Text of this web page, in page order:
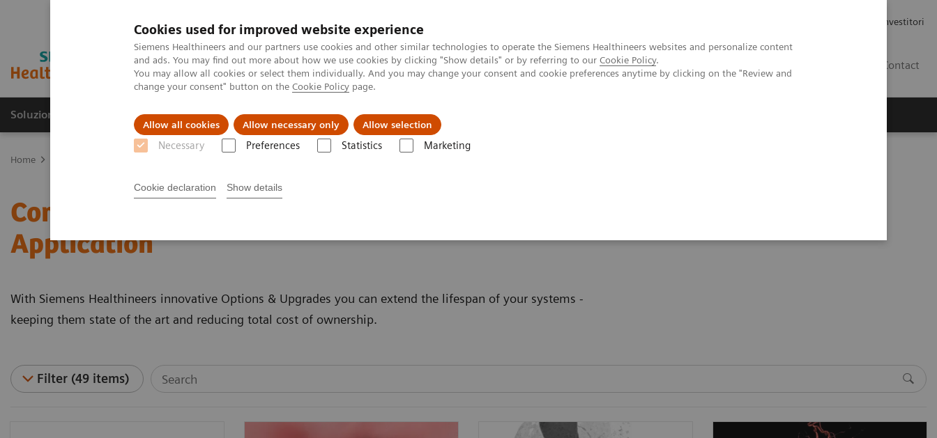
Cookies used for improved website experience
Siemens Healthineers and our partners use cookies and other similar technologies to operate the Siemens Healthineers websites and personalize content
and ads. You may find out more about how we use cookies by clicking "Show details" or by referring to our Cookie Policy.
You may allow all cookies or select them individually. And you may change your consent and cookie preferences anytime by clicking on the "Review and
change your consent" button on the Cookie Policy page.
Allow all cookies Allow necessary only Allow selection
Necessary Preferences Statistics Marketing
Cookie declaration Show details
Relazioni con gli investitori
Contact
Soluzioni e servizi Insights La nostra azienda Area Login
Home
Computed Tomography - Clinical Software
Application
With Siemens Healthineers innovative Options & Upgrades you can extend the lifespan of your systems -
keeping them state of the art and reducing total cost of ownership.
Filter (49 items)